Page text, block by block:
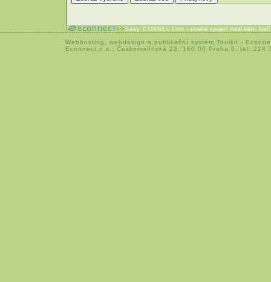
Easy CONNECTion - snadné spojení mezi lidmi,
Webhosting webdesign a publikační systém Toolkit -
Econnect,o.s.; Českomalínská 23; 160 00 Praha 6; tel: 224